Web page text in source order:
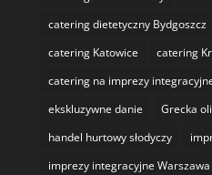
catering dietetyczny Bydgoszcz
catering Katowice
catering
catering na imprezy
ekskluzywne danie
Grecka
handel hurtowy słodyczy
imprezy integracyjne Warszawa